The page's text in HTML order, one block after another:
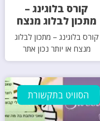
קורס בלוגינג –
מתכון לבלוג מנצח
קורס בלוגינג – מתכון לבלוג
מנצח או יותר נכון אתר
הסוויט בתקשורת